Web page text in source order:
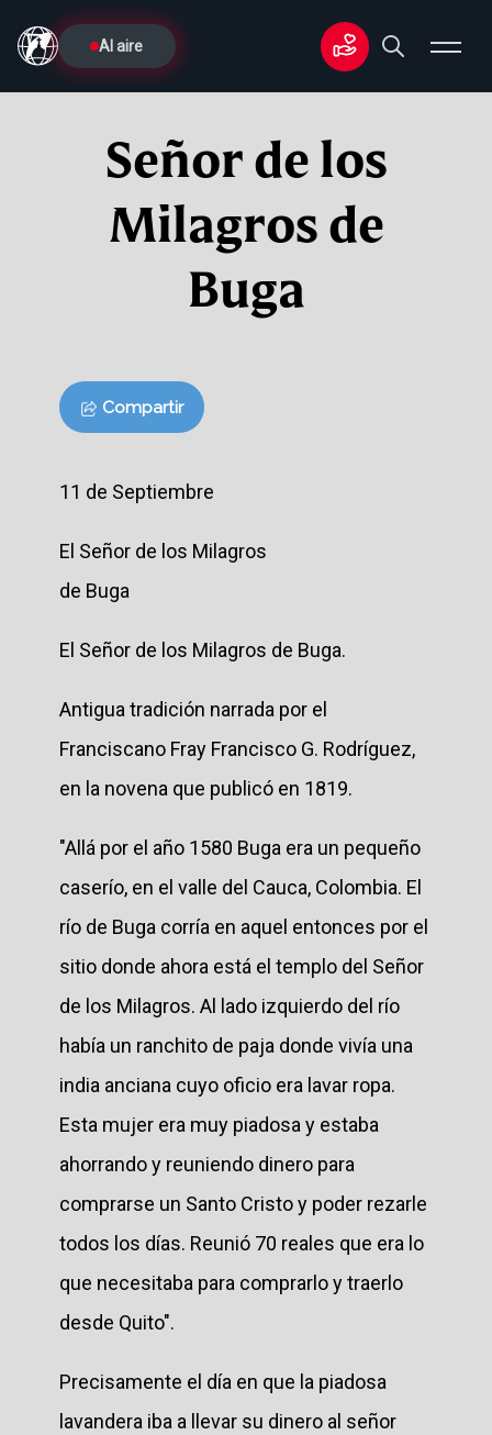
Al aire
Señor de los
Milagros de
Buga
Compartir
11 de Septiembre
El Señor de los Milagros
de Buga
El Señor de los Milagros de Buga.
Antigua tradición narrada por el
Franciscano Fray Francisco G. Rodríguez,
en la novena que publicó en 1819.
"Allá por el año 1580 Buga era un pequeño
caserío, en el valle del Cauca, Colombia. El
río de Buga corría en aquel entonces por el
sitio donde ahora está el templo del Señor
de los Milagros. Al lado izquierdo del río
había un ranchito de paja donde vivía una
india anciana cuyo oficio era lavar ropa.
Esta mujer era muy piadosa y estaba
ahorrando y reuniendo dinero para
comprarse un Santo Cristo y poder rezarle
todos los días. Reunió 70 reales que era lo
que necesitaba para comprarlo y traerlo
desde Quito".
Precisamente el día en que la piadosa
lavandera iba a llevar su dinero al señor